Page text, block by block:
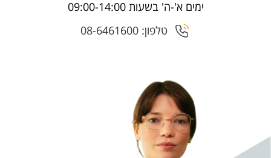
ימים א'-ה' בשעות 09:00-14:00
טלפון: 08-6461600